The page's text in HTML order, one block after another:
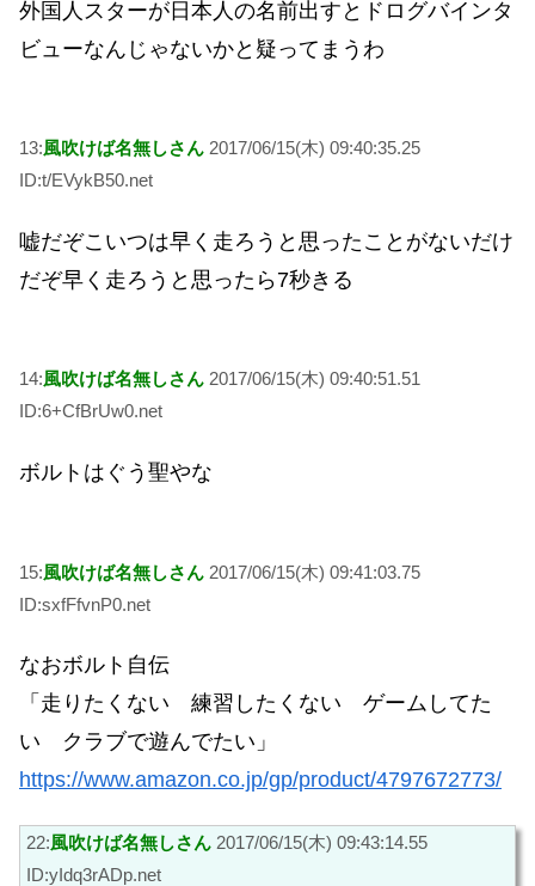
外国人スターが日本人の名前出すとドログバインタ
ビューなんじゃないかと疑ってまうわ
13:風吹けば名無しさん 2017/06/15(木) 09:40:35.25
ID:t/EVykB50.net
嘘だぞこいつは早く走ろうと思ったことがないだけ
だぞ早く走ろうと思ったら7秒きる
14:風吹けば名無しさん 2017/06/15(木) 09:40:51.51
ID:6+CfBrUw0.net
ボルトはぐう聖やな
15:風吹けば名無しさん 2017/06/15(木) 09:41:03.75
ID:sxfFfvnP0.net
なおボルト自伝
「走りたくない 練習したくない ゲームしてた
い クラブで遊んでたい」
https://www.amazon.co.jp/gp/product/4797672773/
22:風吹けば名無しさん 2017/06/15(木) 09:43:14.55
ID:yIdq3rADp.net